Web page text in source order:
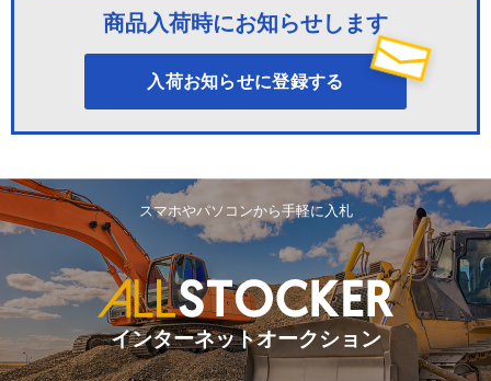
商品入荷時にお知らせします
入荷お知らせに登録する
スマホやパソコンから手軽に入札
インターネットオークション